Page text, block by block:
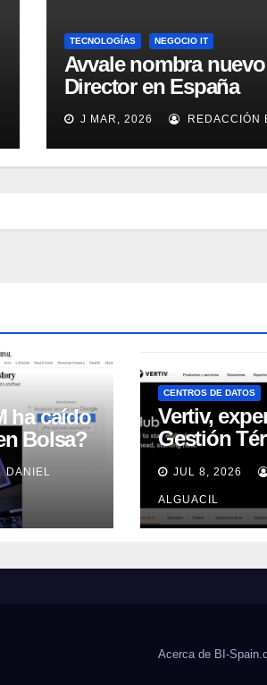
TECNOLOGÍAS NEGOCIO IT
Avvale nombra
Director en España
J MAR, 2026 REDACCIÓN
ha caído
Bolsa?
DANIEL
CENTROS DE DATOS
Vertiv,
Gestión
energía de
Datos,
JUL 8, 2026
ALGUACIL
Acerca de BI-